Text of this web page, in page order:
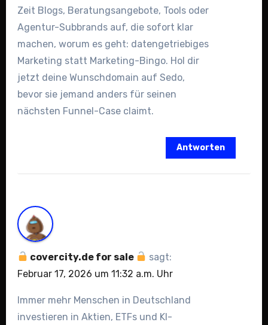
Zeit Blogs, Beratungsangebote, Tools oder
Agentur-Subbrands auf, die sofort klar
machen, worum es geht: datengetriebiges
Marketing statt Marketing-Bingo. Hol dir
jetzt deine Wunschdomain auf Sedo,
bevor sie jemand anders für seinen
nächsten Funnel-Case claimt.
Antworten
covercity.de for sale
sagt:
Februar 17, 2026 um 11:32 a.m. Uhr
Immer mehr Menschen in Deutschland
investieren in Aktien, ETFs und KI-